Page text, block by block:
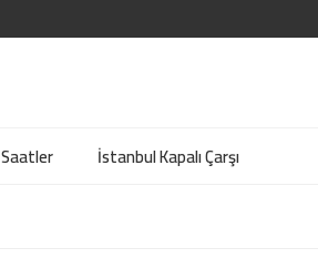
Saatler İstanbul Kapalı Çarşı